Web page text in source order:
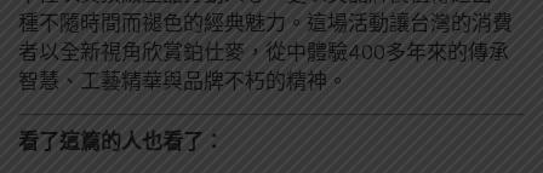
種不隨時間而褪色的經典魅力。這場活動讓台灣的消費
者以全新視角欣賞鉑仕麥，從中體驗400多年來的傳承
智慧、工藝精華與品牌不朽的精神。
看了這篇的人也看了：